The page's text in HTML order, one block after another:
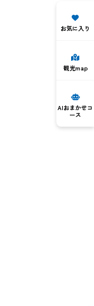
お気に入り
観光map
AIおまかせコ
ース